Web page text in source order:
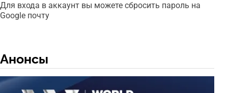
Для входа в аккаунт вы можете сбросить пароль на
Google почту
Анонсы